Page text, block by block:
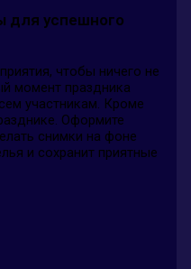
для успешного
чтобы ничего не
момент праздника
участникам. Кроме
Оформите
снимки на фоне
и сохранит приятные